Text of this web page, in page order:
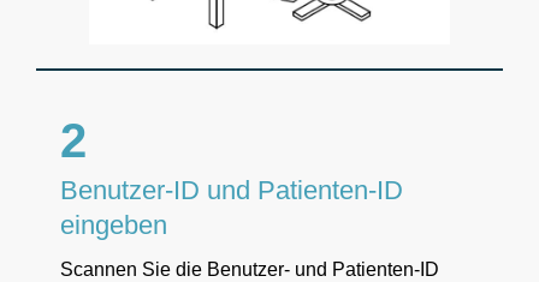
2
Benutzer-ID und Patienten-ID
eingeben
Scannen Sie die Benutzer- und Patienten-ID